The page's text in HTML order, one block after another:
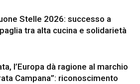
Stelle 2026: successo a
tra alta cucina e solidarietà
l’Europa dà ragione al marchio
Campana”: riconoscimento